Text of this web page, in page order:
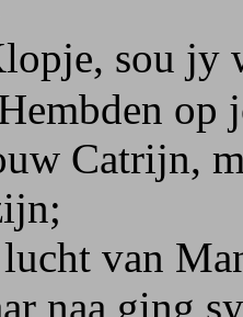
sou jy
op
Catrijn,
van
naa ging